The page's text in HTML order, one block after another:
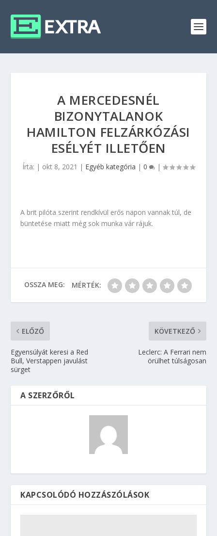
A MERCEDESNÉL
BIZONYTALANOK
HAMILTON FELZÁRKÓZÁSI
ESÉLYÉT ILLETŐEN
Írta: | okt 8, 2021 | Egyéb kategória | 0 |
A brit pilóta szerint rendkívül erős napon vannak túl, de
büntetése miatt még sok munka vár rájuk.
OSSZA MEG: MÉRTÉK:
ELŐZŐ
Egyensúlyát keresi a Red
Bull, Verstappen javulást
sürget
KÖVETKEZŐ
Leclerc: A Ferrari nem
örülhet túlságosan
A SZERZŐRŐL
KAPCSOLÓDÓ HOZZÁSZÓLÁSOK